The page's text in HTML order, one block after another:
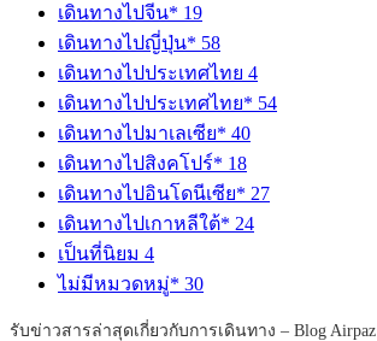
เดินทางไปจีน* 19
เดินทางไปญี่ปุ่น* 58
เดินทางไปประเทศไทย 4
เดินทางไปประเทศไทย* 54
เดินทางไปมาเลเซีย* 40
เดินทางไปสิงคโปร์* 18
เดินทางไปอินโดนีเซีย* 27
เดินทางไปเกาหลีใต้* 24
เป็นที่นิยม 4
ไม่มีหมวดหมู่* 30
รับข่าวสารล่าสุดเกี่ยวกับการเดินทาง – Blog Airpaz